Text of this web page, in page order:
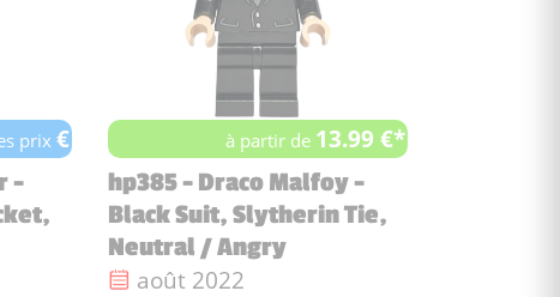
prix€
-
à partir de 13.99 €*
hp385 - Draco Malfoy -
Black Suit, Slytherin Tie,
Neutral / Angry
Date de sortie :
août 2022